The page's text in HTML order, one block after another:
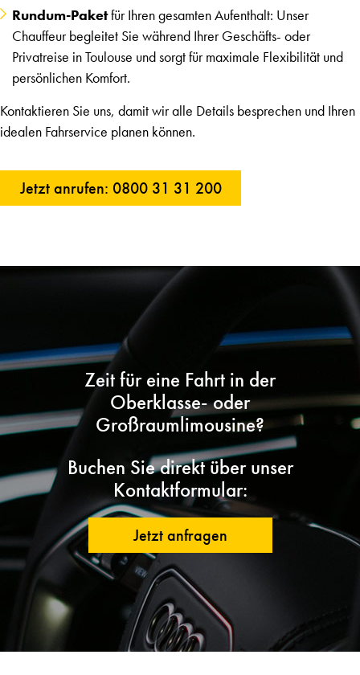
Rundum-Paketfür Ihren gesamten Aufenthalt: Unser
Chauffeur begleitet Sie während Ihrer Geschäfts- oder
Privatreise in Toulouse und sorgt für maximale Flexibilität und
persönlichen Komfort.
Kontaktieren Sie uns, damit wir alle Details besprechen und Ihren
idealen Fahrservice planen können.
Jetzt anrufen: 0800 31 31 200
Zeit für eine Fahrt in der
Oberklasse- oder
Großraumlimousine?
Buchen Sie direkt über unser
Kontaktformular:
Jetzt anfragen